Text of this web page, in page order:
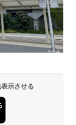
示させる